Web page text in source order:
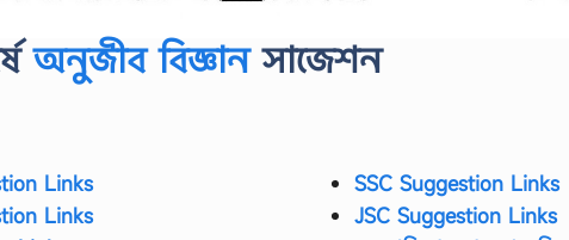
অনুজীব বিজ্ঞানসাজেশন
Links
Links
SSC Suggestion Links
JSC Suggestion Links